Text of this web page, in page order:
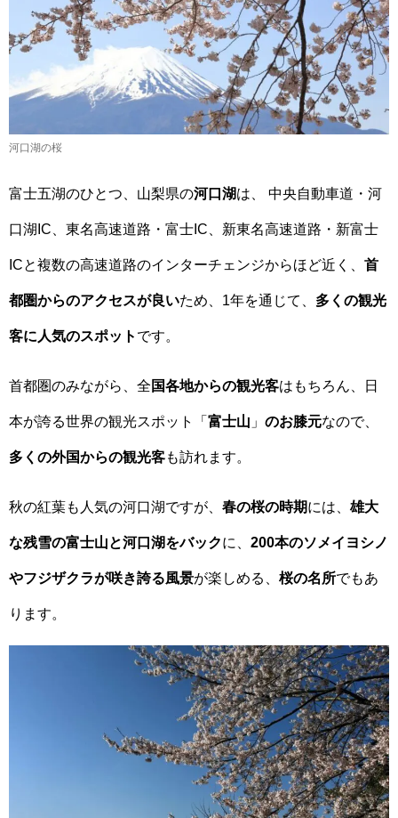
河口湖の桜
富士五湖のひとつ、山梨県の河口湖は、 中央自動車道・河
口湖IC、東名高速道路・富士IC、新東名高速道路・新富士
ICと複数の高速道路のインターチェンジからほど近く、 首
都圏からのアクセスが良いため、1年を通じて、 多くの観光
客に人気のスポット です。
首都圏のみながら、全 国各地からの観光客はもちろん、日
本が誇る世界の観光スポット「 富士山 」 のお膝元なので、
多くの外国からの観光客も訪れます。
秋の紅葉も人気の河口湖ですが、 春の桜の時期には、 雄大
な残雪の富士山と河口湖をバックに、 200本のソメイヨシノ
やフジザクラが咲き誇る風景が楽しめる、 桜の名所でもあ
ります。